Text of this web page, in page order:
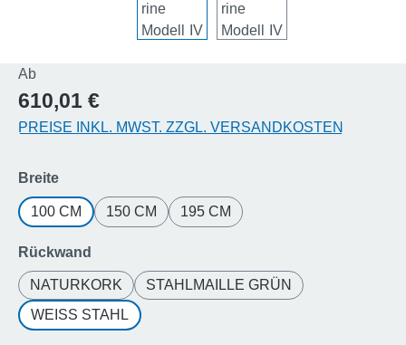
AbRegulärer Preis:
610,01 €
PREISE INKL. MWST. ZZGL. VERSANDKOSTEN
Breiteauswählen
100 CM 150 CM 195 CM
Rückwand
NATURKORK
STAHLMAILLE GRÜN
WEISS STAHL